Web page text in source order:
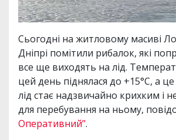
Сьогодні на житловому масиві
Дніпрі помітили рибалок, які
все ще виходять на лід.
цей день піднялася до +15°C, а
лід стає надзвичайно крихким і
для перебування на ньому,
Оперативний”.